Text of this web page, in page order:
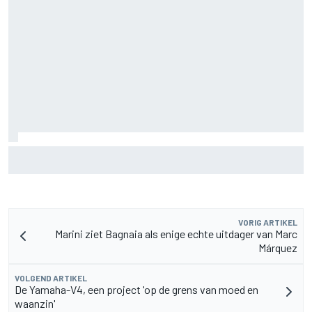
VORIG ARTIKEL
Marini ziet Bagnaia als enige echte uitdager van Marc
Márquez
VOLGEND ARTIKEL
De Yamaha-V4, een project 'op de grens van moed en
waanzin'